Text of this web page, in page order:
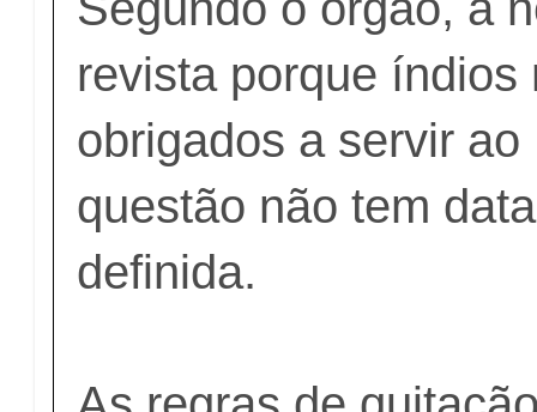
revista porque índios
obrigados a servir ao
questão não tem
definida.